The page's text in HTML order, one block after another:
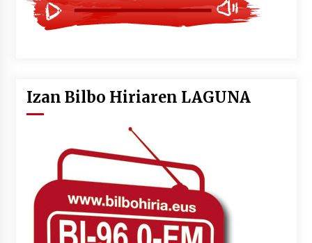
Izan Bilbo Hiriaren LAGUNA